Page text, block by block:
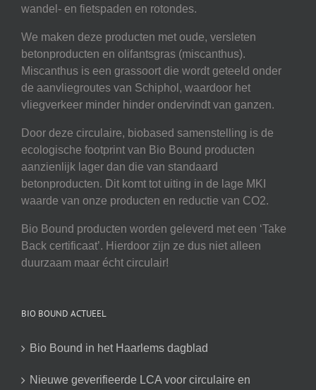
wandel- en fietspaden en rotondes.
We maken deze producten met oude, versleten
betonproducten en olifantsgras (miscanthus).
Miscanthus is een grassoort die wordt geteeld onder
de aanvliegroutes van Schiphol, waardoor het
vliegverkeer minder hinder ondervindt van ganzen.
Door deze circulaire, biobased samenstelling is de
ecologische footprint van Bio Bound producten
aanzienlijk lager dan die van standaard
betonproducten. Dit komt tot uiting in de lage MKI
waarde van onze producten en reductie van CO2.
Bio Bound producten worden geleverd met een ‘Take
Back certificaat’. Hierdoor zijn ze dus niet alleen
duurzaam maar écht circulair!
BIO BOUND ACTUEEL
Bio Bound in het Haarlems dagblad
Nieuwe geverifieerde LCA voor circulaire en